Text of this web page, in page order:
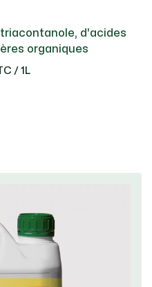
d'acides
organiques
/ 1L